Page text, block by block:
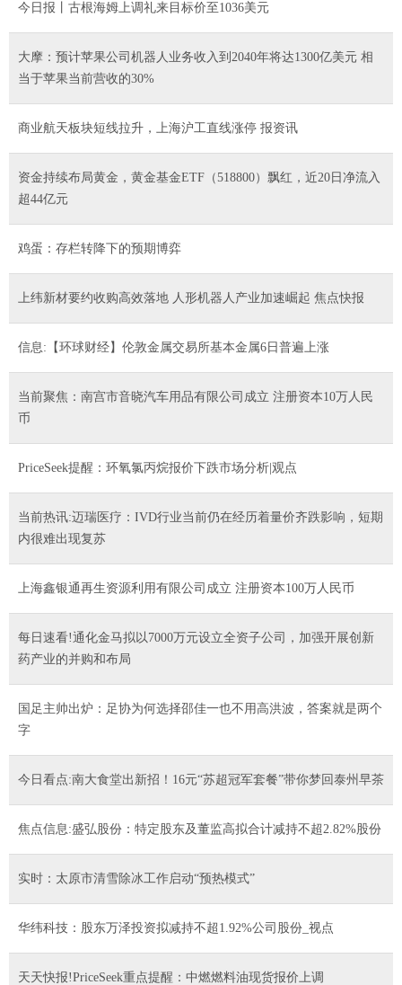
今日报丨古根海姆上调礼来目标价至1036美元
大摩：预计苹果公司机器人业务收入到2040年将达1300亿美元 相
当于苹果当前营收的30%
商业航天板块短线拉升，上海沪工直线涨停 报资讯
资金持续布局黄金，黄金基金ETF（518800）飘红，近20日净流入
超44亿元
鸡蛋：存栏转降下的预期博弈
上纬新材要约收购高效落地 人形机器人产业加速崛起 焦点快报
信息:【环球财经】伦敦金属交易所基本金属6日普遍上涨
当前聚焦：南宫市音晓汽车用品有限公司成立 注册资本10万人民
币
PriceSeek提醒：环氧氯丙烷报价下跌市场分析|观点
当前热讯:迈瑞医疗：IVD行业当前仍在经历着量价齐跌影响，短期
内很难出现复苏
上海鑫银通再生资源利用有限公司成立 注册资本100万人民币
每日速看!通化金马拟以7000万元设立全资子公司，加强开展创新
药产业的并购和布局
国足主帅出炉：足协为何选择邵佳一也不用高洪波，答案就是两个
字
今日看点:南大食堂出新招！16元“苏超冠军套餐”带你梦回泰州早茶
焦点信息:盛弘股份：特定股东及董监高拟合计减持不超2.82%股份
实时：太原市清雪除冰工作启动“预热模式”
华纬科技：股东万泽投资拟减持不超1.92%公司股份_视点
天天快报!PriceSeek重点提醒：中燃燃料油现货报价上调